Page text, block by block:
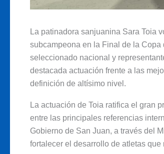
La patinadora sanjuanina Sara Toia
subcampeona en la Final de la Copa
seleccionado nacional y
destacada actuación frente a las
definición de altísimo nivel.
La actuación de Toia ratifica el gran
entre las principales referencias
Gobierno de San Juan, a través del
fortalecer el desarrollo de atletas